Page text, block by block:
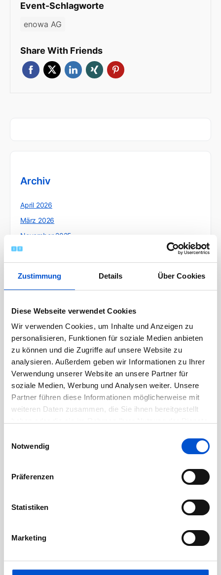
Zustimmung Details Über Cookies
Diese Webseite verwendet Cookies
Wir verwenden Cookies, um Inhalte und Anzeigen zu
personalisieren, Funktionen für soziale Medien anbieten
zu können und die Zugriffe auf unsere Website zu
analysieren. Außerdem geben wir Informationen zu Ihrer
Verwendung unserer Website an unsere Partner für
soziale Medien, Werbung und Analysen weiter. Unsere
Partner führen diese Informationen möglicherweise mit
weiteren Daten zusammen, die Sie ihnen bereitgestellt
Notwendig
Präferenzen
Statistiken
Marketing
Event-Schlagworte
enowa AG
Share With Friends
Archiv
April 2026
März 2026
November 2025
Oktober 2025
April 2025
März 2025
Februar 2025
Januar 2025
Dezember 2024
Oktober 2024
Juni 2024
April 2024
Februar 2024
Dezember 2023
Oktober 2023